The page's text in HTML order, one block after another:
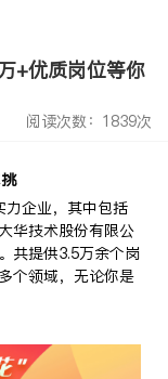
+优质岗位等你
阅读次数：1839次
企业，其中包括
华技术股份有限公
共提供3.5万余个岗
个领域，无论你是